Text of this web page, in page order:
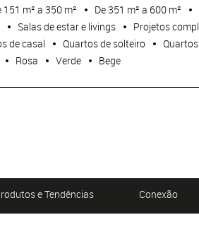
151 m² a 350 m²
De 351 m² a 600 m²
Salas de estar e livings
Projetos
de casal
Quartos de solteiro
Rosa
Verde Bege
e Tendências Conexão